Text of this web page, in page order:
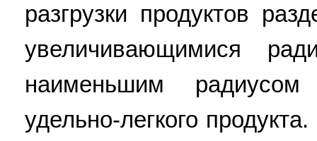
разгрузки продуктов
увеличивающимися
наименьшим
удельно-легкого